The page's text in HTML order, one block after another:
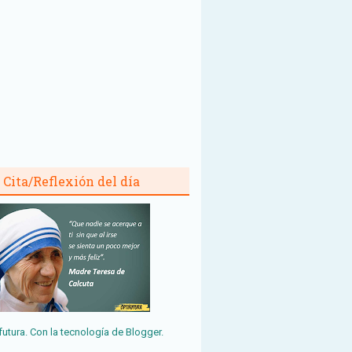
Cita/Reflexión del día
Con la tecnología de Blogger.